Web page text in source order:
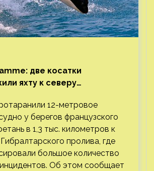
две косатки
яхту к северу
12-метровое
у берегов французского
в 1,3 тыс. километров к
пролива, где
большое количество
Об этом сообщает